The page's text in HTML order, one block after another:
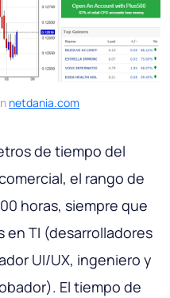
netdania.com
de tiempo del
el rango de
horas, siempre que
en TI (desarrolladores
UI/UX, ingeniero y
El tiempo de